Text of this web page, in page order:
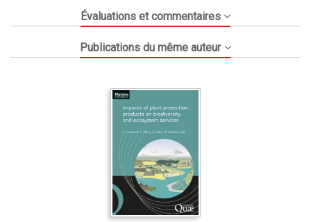
Évaluations et commentaires
Publications du même auteur